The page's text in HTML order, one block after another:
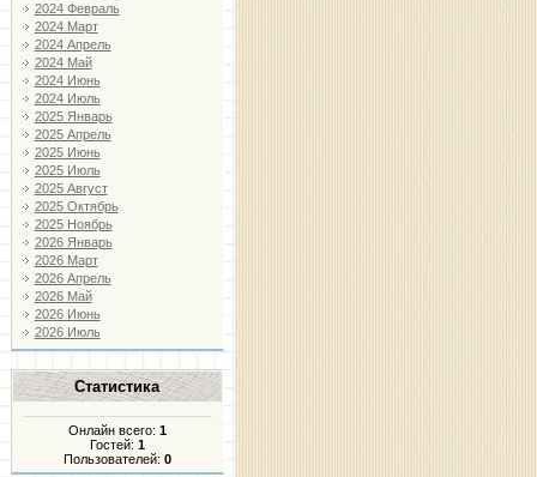
2024 Февраль
2024 Март
2024 Апрель
2024 Май
2024 Июнь
2024 Июль
2025 Январь
2025 Апрель
2025 Июнь
2025 Июль
2025 Август
2025 Октябрь
2025 Ноябрь
2026 Январь
2026 Март
2026 Апрель
2026 Май
2026 Июнь
2026 Июль
Статистика
Онлайн всего: 1
Гостей: 1
Пользователей: 0